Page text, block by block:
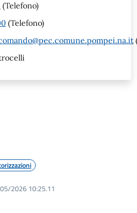
(Telefono)
(Telefono)
2026 10:25.11